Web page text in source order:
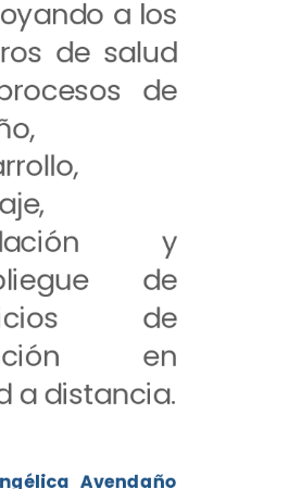
a los
de salud
de
y
de
de
en
a distancia.
Avendaño